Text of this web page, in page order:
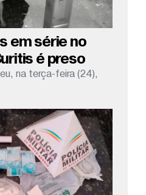
em série no
é preso
na terça-feira (24),